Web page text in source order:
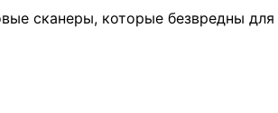
сканеры, которые безвредны